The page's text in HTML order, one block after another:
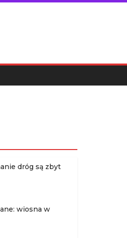
dróg są zbyt
wiosna w